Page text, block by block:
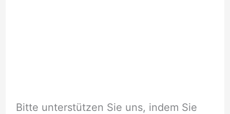
Bitte unterstützen Sie uns, indem Sie